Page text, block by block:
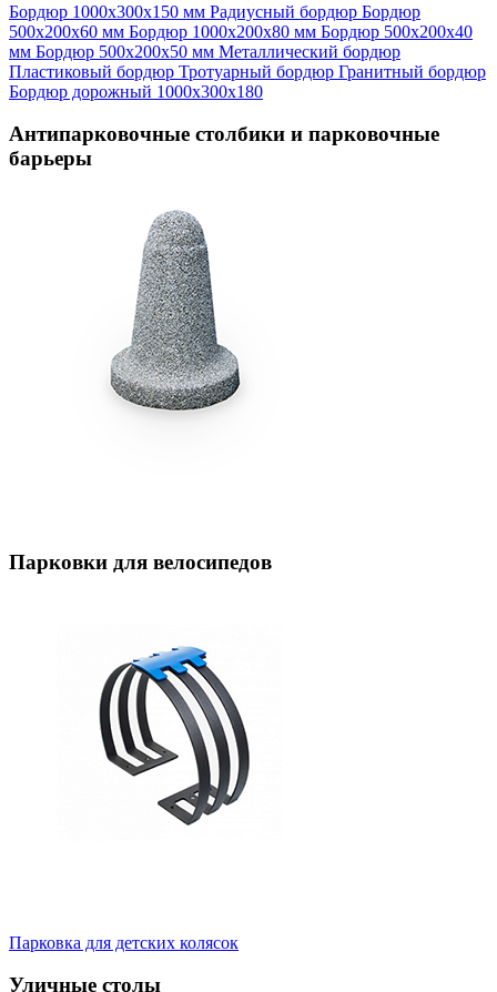
Бордюр 1000х300х150 мм Радиусный бордюр Бордюр
500х200х60 мм Бордюр 1000х200х80 мм Бордюр 500х200х40
мм Бордюр 500х200х50 мм Металлический бордюр
Пластиковый бордюр Тротуарный бордюр Гранитный бордюр
Бордюр дорожный 1000х300х180
Антипарковочные столбики и парковочные
барьеры
Парковки для велосипедов
Парковка для детских колясок
Уличные столы